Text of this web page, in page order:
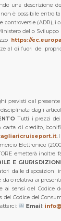
una descrizione
è possibile entro
controversie (ADR), i
dello
https://
al di fuori del
previsti dal
dagli
Tutti i prezzi
carta di credito,
.
Elettronico
emetterà
E
dalle disposizioni
da o relativa ai
sensi del Codice
Codice del
Email: